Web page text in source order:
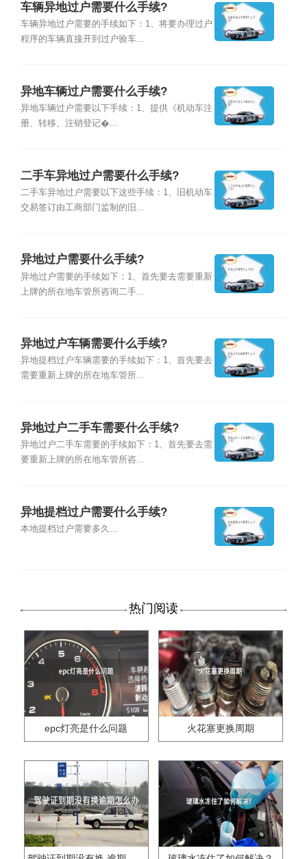
车辆异地过户需要什么手续?
车辆异地过户需要的手续如下：1、将要办理过户
程序的车辆直接开到过户验车...
异地车辆过户需要什么手续?
异地车辆过户需要以下手续：1、提供《机动车注
册、转移、注销登记�...
二手车异地过户需要什么手续?
二手车异地过户需要以下这些手续：1、旧机动车
交易签订由工商部门监制的旧...
异地过户需要什么手续?
异地过户需要的手续如下：1、首先要去需要重新
上牌的所在地车管所咨询二手...
异地过户车辆需要什么手续?
异地提档过户车辆需要的手续如下：1、首先要去
需要重新上牌的所在地车管所...
异地过户二手车需要什么手续?
异地过户二手车需要的手续如下：1、首先要去需
要重新上牌的所在地车管所咨...
异地提档过户需要什么手续?
本地提档过户需要多久...
热门阅读
epc灯亮是什么问题 火花塞更换周期